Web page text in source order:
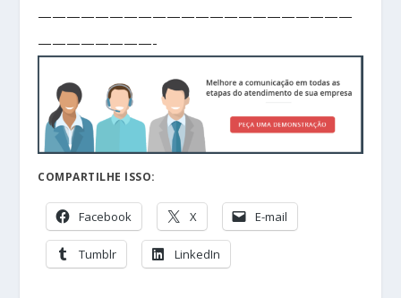
——————————————————————
————————-
COMPARTILHE ISSO:
Facebook X E-mail
Tumblr LinkedIn